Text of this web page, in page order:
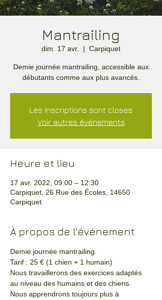
Mantrailing
dim. 17 avr.
  |
Carpiquet
Demie journée mantrailing, accessible aux
débutants comme aux plus avancés.
Les inscriptions sont closes
Voir autres événements
Heure et lieu
17 avr. 2022, 09:00 – 12:30
Carpiquet, 26 Rue des Écoles, 14650
Carpiquet
À propos de l'événement
Demie journée mantrailing.
Tarif : 25 € (1 chien + 1 humain)
Nous travaillerons des exercices adaptés
au niveau des humains et des chiens.
Nous apprendrons toujours plus à